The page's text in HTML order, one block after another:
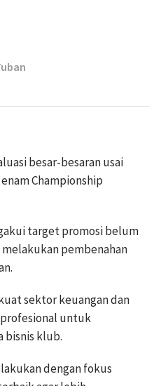
besar-besaran usai
Championship
target promosi belum
pembenahan
sektor keuangan dan
untuk
bisnis klub.
dengan fokus